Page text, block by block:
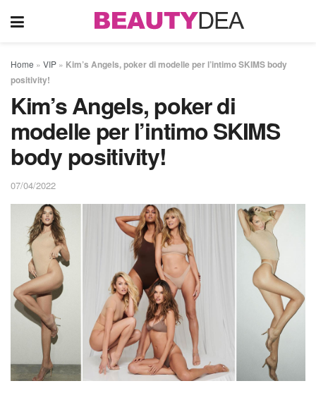
Home » VIP » Kim’s Angels, poker di modelle per l’intimo SKIMS body
positivity!
Kim’s Angels, poker di
modelle per l’intimo SKIMS
body positivity!
07/04/2022